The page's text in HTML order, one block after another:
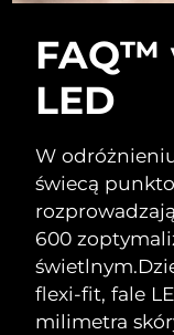
FAQ™
LED
W
świecą
600
świetlnym.
flexi-fit, fale
milimetra